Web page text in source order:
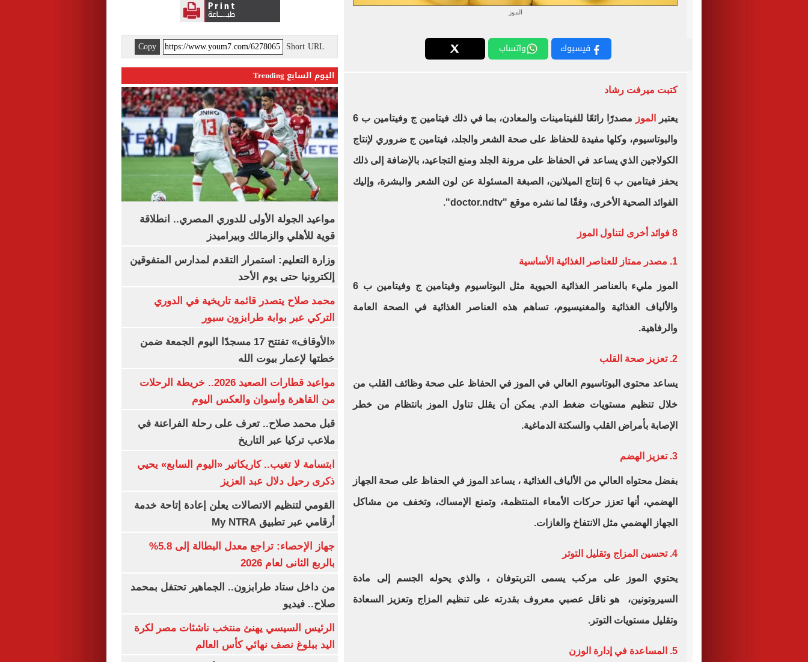
الموز
فيسبوك واتساب
كتبت ميرفت رشاد
يعتبر الموز مصدرًا رائعًا للفيتامينات والمعادن، بما في ذلك فيتامين ج وفيتامين ب 6
والبوتاسيوم، وكلها مفيدة للحفاظ على صحة الشعر والجلد، فيتامين ج ضروري لإنتاج
الكولاجين الذي يساعد في الحفاظ على مرونة الجلد ومنع التجاعيد، بالإضافة إلى ذلك
يحفز فيتامين ب 6 إنتاج الميلانين، الصبغة المسئولة عن لون الشعر والبشرة، وإليك
الفوائد الصحية الأخرى، وفقًا لما نشره موقع "doctor.ndtv
".
8 فوائد أخرى لتناول الموز
1. مصدر ممتاز للعناصر الغذائية الأساسية
الموز مليء بالعناصر الغذائية الحيوية مثل البوتاسيوم وفيتامين ج وفيتامين ب 6
والألياف الغذائية والمغنيسيوم، تساهم هذه العناصر الغذائية في الصحة العامة
والرفاهية.
2. تعزيز صحة القلب
يساعد محتوى البوتاسيوم العالي في الموز في الحفاظ على صحة وظائف القلب من
خلال تنظيم مستويات ضغط الدم. يمكن أن يقلل تناول الموز بانتظام من خطر
الإصابة بأمراض القلب والسكتة الدماغية.
3. تعزيز الهضم
بفضل محتواه العالي من الألياف الغذائية ، يساعد الموز في الحفاظ على صحة الجهاز
الهضمي، أنها تعزز حركات الأمعاء المنتظمة، وتمنع الإمساك، وتخفف من مشاكل
الجهاز الهضمي مثل الانتفاخ والغازات.
4. تحسين المزاج وتقليل التوتر
يحتوي الموز على مركب يسمى التربتوفان ، والذي يحوله الجسم إلى مادة
السيروتونين، هو ناقل عصبي معروف بقدرته على تنظيم المزاج وتعزيز السعادة
وتقليل مستويات التوتر .
5. المساعدة في إدارة الوزن
Short URL
Copy
اليوم السابع Trending
مواعيد الجولة الأولى للدوري المصري.. انطلاقة
قوية للأهلي والزمالك وبيراميدز
وزارة التعليم: استمرار التقدم لمدارس المتفوقين
إلكترونيا حتى يوم الأحد
محمد صلاح يتصدر قائمة تاريخية في الدوري
التركي عبر بوابة طرابزون سبور
«الأوقاف» تفتتح 17 مسجدًا اليوم الجمعة ضمن
خطتها لإعمار بيوت الله
مواعيد قطارات الصعيد 2026.. خريطة الرحلات
من القاهرة وأسوان والعكس اليوم
قبل محمد صلاح.. تعرف على رحلة الفراعنة في
ملاعب تركيا عبر التاريخ
ابتسامة لا تغيب.. كاريكاتير «اليوم السابع» يحيي
ذكرى رحيل دلال عبد العزيز
القومي لتنظيم الاتصالات يعلن إعادة إتاحة خدمة
أرقامي عبر تطبيق My NTRA
جهاز الإحصاء: تراجع معدل البطالة إلى 5.8%
بالربع الثانى لعام 2026
من داخل ستاد طرابزون.. الجماهير تحتفل بمحمد
صلاح.. فيديو
الرئيس السيسي يهنئ منتخب ناشئات مصر لكرة
اليد ببلوغ نصف نهائي كأس العالم